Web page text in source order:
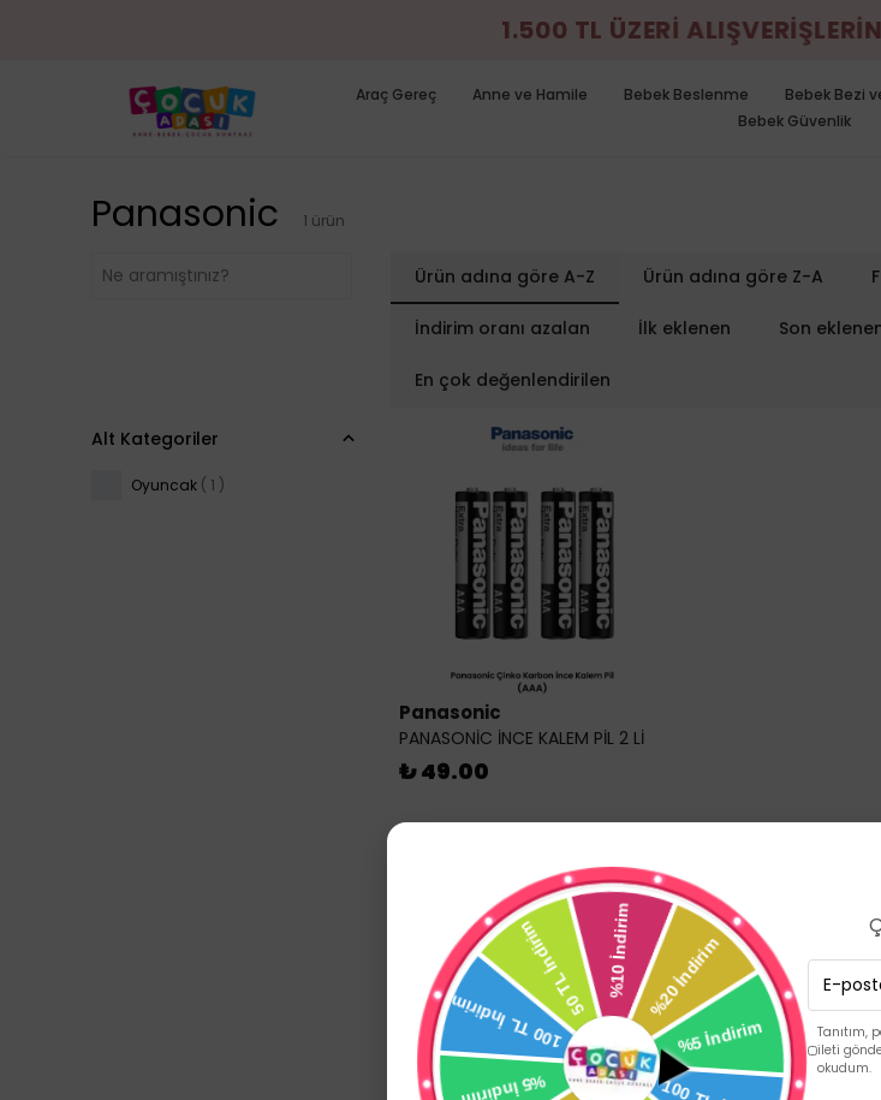
1.500 TL ÜZERİ
Araç Gereç Anne ve Hamile Bebek Beslenme Bebek Bezi
Bebek Güvenlik
Panasonic 1 ürün
Ürün adına göre A-Z Ürün adına göre Z-A
İndirim oranı azalan İlk eklenen Son
En çok değenlendirilen
Alt Kategoriler
Oyuncak ( 1 )
Panasonic
PANASONİC İNCE KALEM PİL 2 Lİ
₺ 49.00
Tanıtım,
ileti
okudum.